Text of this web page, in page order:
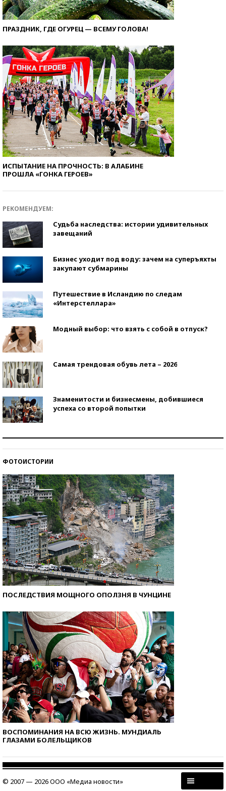
ПРАЗДНИК, ГДЕ ОГУРЕЦ — ВСЕМУ ГОЛОВА!
ИСПЫТАНИЕ НА ПРОЧНОСТЬ: В АЛАБИНЕ
ПРОШЛА «ГОНКА ГЕРОЕВ»
РЕКОМЕНДУЕМ:
Судьба наследства: истории удивительных
завещаний
Бизнес уходит под воду: зачем на суперъяхты
закупают субмарины
Путешествие в Исландию по следам
«Интерстеллара»
Модный выбор: что взять с собой в отпуск?
Самая трендовая обувь лета – 2026
Знаменитости и бизнесмены, добившиеся
успеха со второй попытки
ФОТОИСТОРИИ
ПОСЛЕДСТВИЯ МОЩНОГО ОПОЛЗНЯ В ЧУНЦИНЕ
ВОСПОМИНАНИЯ НА ВСЮ ЖИЗНЬ. МУНДИАЛЬ
ГЛАЗАМИ БОЛЕЛЬЩИКОВ
© 2007 — 2026 ООО «Медиа новости»